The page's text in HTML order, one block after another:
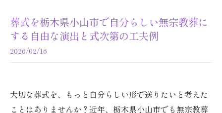
葬式を栃木県小山市で自分らしい無宗教葬に
する自由な演出と式次第の工夫例
2026/02/16
大切な葬式を、もっと自分らしい形で送りたいと考えた
ことはありませんか？近年、栃木県小山市でも無宗教葬